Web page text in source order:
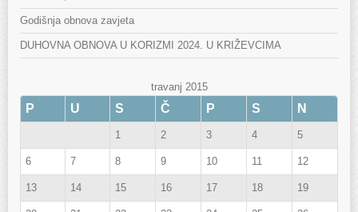
Godišnja obnova zavjeta
DUHOVNA OBNOVA U KORIZMI 2024. U KRIŽEVCIMA
travanj 2015
P U S Č P S N
1 2 3 4 5
6 7 8 9 10 11 12
13 14 15 16 17 18 19